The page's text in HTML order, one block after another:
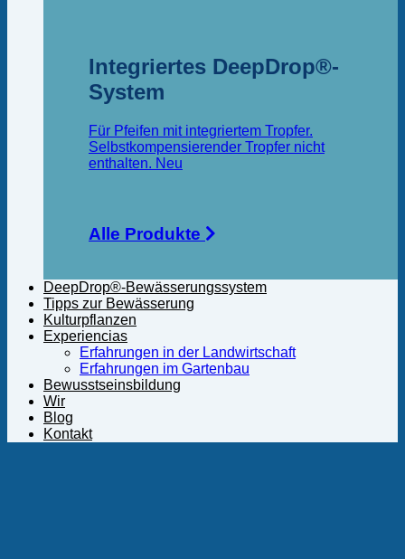
Integriertes DeepDrop®-
System
Für Pfeifen mit integriertem Tropfer.
Selbstkompensierender Tropfer nicht
enthalten.
Alle Produkte
DeepDrop®-Bewässerungssystem
Tipps zur Bewässerung
Kulturpflanzen
Experiencias
Erfahrungen in der Landwirtschaft
Erfahrungen im Gartenbau
Bewusstseinsbildung
Wir
Blog
Kontakt